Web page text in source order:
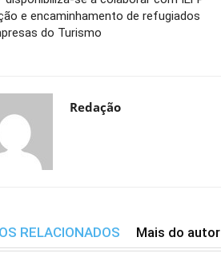
e encaminhamento de refugiados
do Turismo
Redação
RELACIONADOS Mais do autor